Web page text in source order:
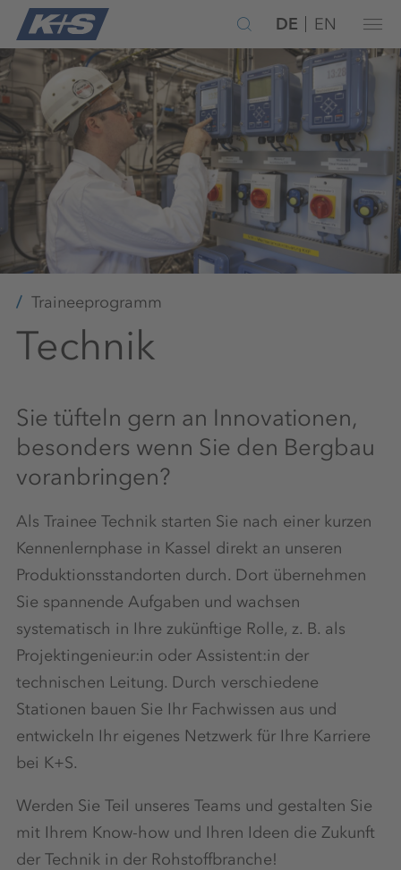
DE EN
Traineeprogramm
Technik
Sie tüfteln gern an Innovationen,
besonders wenn Sie den Bergbau
voranbringen?
Als Trainee Technik starten Sie nach einer kurzen
Kennenlernphase in Kassel direkt an unseren
Produktionsstandorten durch. Dort übernehmen
Sie spannende Aufgaben und wachsen
systematisch in Ihre zukünftige Rolle, z. B. als
Projektingenieur:in oder Assistent:in der
technischen Leitung. Durch verschiedene
Stationen bauen Sie Ihr Fachwissen aus und
entwickeln Ihr eigenes Netzwerk für Ihre Karriere
bei K+S.
Werden Sie Teil unseres Teams und gestalten Sie
mit Ihrem Know-how und Ihren Ideen die Zukunft
der Technik in der Rohstoffbranche!